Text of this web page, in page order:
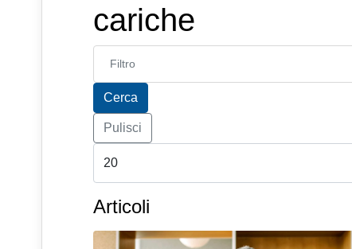
cariche
Inserisci parte del titolo
Cerca
Pulisci
Articoli